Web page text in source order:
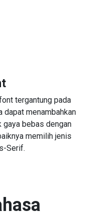
tergantung pada
dapat menambahkan
gaya bebas dengan
memilih jenis
Serif.